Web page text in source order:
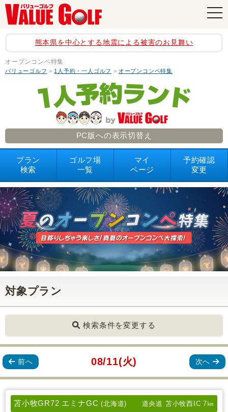
熊本県を中心とする地震による被害のお見舞い
オープンコンペ特集
バリューゴルフ > 1人予約・一人ゴルフ > オープンコンペ特集
PC版への表示切替え
プラン
検索
ゴルフ場
一覧
マイ
ページ
予約確認
変更
対象プラン
検索条件を変更する
前へ 08/11(火) 次へ
苫小牧GR72 エミナGC (北海道) 道央道 苫小牧西IC 7㎞